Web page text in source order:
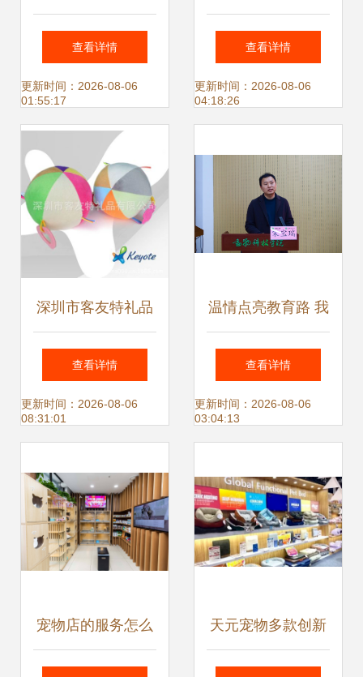
上线，携手奉贤打
造宠物经济新生态
查看详情
更新时间：2026-08-06
01:55:17
度解析 从食品到服
务的全场景机遇
查看详情
更新时间：2026-08-06
04:18:26
深圳市客友特礼品
专业填充棉玩具球
工厂供应，打造多
查看详情
更新时间：2026-08-06
08:31:01
温情点亮教育路 我
院举行2025年“心
粮宠物”企业奖学
式
查看详情
更新时间：2026-08-06
03:04:13
宠物店的服务怎么 天元宠物多款创新